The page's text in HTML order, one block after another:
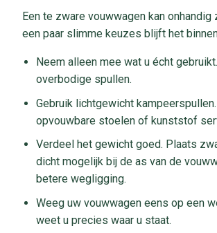
Een te zware vouwwagen kan onhandig
een paar slimme keuzes blijft het
Neem alleen mee wat u écht
overbodige spullen.
Gebruik lichtgewicht
opvouwbare stoelen of kunststof
Verdeel het gewicht goed. Plaats
dicht mogelijk bij de as van de
betere wegligging.
Weeg uw vouwwagen eens op een
weet u precies waar u staat.